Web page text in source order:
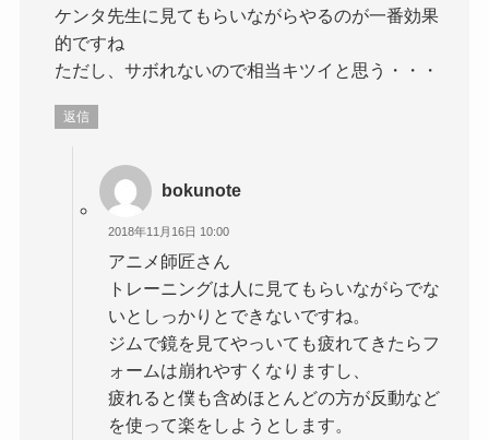
ケンタ先生に見てもらいながらやるのが一番効果
的ですね
ただし、サボれないので相当キツイと思う・・・
返信
bokunote
2018年11月16日 10:00
アニメ師匠さん
トレーニングは人に見てもらいながらでな
いとしっかりとできないですね。
ジムで鏡を見てやっいても疲れてきたらフ
ォームは崩れやすくなりますし、
疲れると僕も含めほとんどの方が反動など
を使って楽をしようとします。